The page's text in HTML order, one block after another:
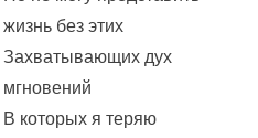
жизнь без этих
Захватывающих дух
мгновений
В которых я теряю